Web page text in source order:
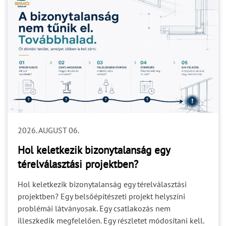
2026. AUGUST 06.
Hol keletkezik bizonytalanság egy
térelválasztási projektben?
Hol keletkezik bizonytalanság egy térelválasztási
projektben? Egy belsőépítészeti projekt helyszíni
problémái látványosak. Egy csatlakozás nem
illeszkedik megfelelően. Egy részletet módosítani kell.